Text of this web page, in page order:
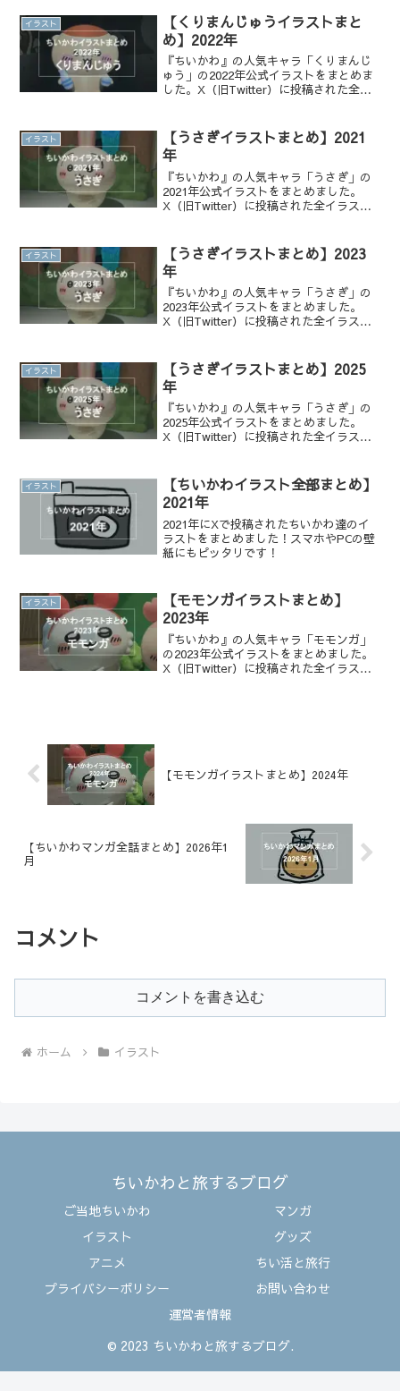
イラスト
【くりまんじゅうイラストまと
め】2022年
『ちいかわ』の人気キャラ「くりまんじ
ゅう」の2022年公式イラストをまとめま
した。X（旧Twitter）に投稿された全イ
すめです。
イラスト
【うさぎイラストまとめ】2021
年
『ちいかわ』の人気キャラ「うさぎ」の
2021年公式イラストをまとめました。
X（旧Twitter）に投稿された全イラスト
す。
イラスト
【うさぎイラストまとめ】2023
年
『ちいかわ』の人気キャラ「うさぎ」の
2023年公式イラストをまとめました。
X（旧Twitter）に投稿された全イラスト
す。
イラスト
【うさぎイラストまとめ】2025
年
『ちいかわ』の人気キャラ「うさぎ」の
2025年公式イラストをまとめました。
X（旧Twitter）に投稿された全イラスト
す。
イラスト
【ちいかわイラスト全部まとめ】
2021年
2021年にXで投稿されたちいかわ達のイ
ラストをまとめました！スマホやPCの壁
紙にもピッタリです！
イラスト
【モモンガイラストまとめ】
2023年
『ちいかわ』の人気キャラ「モモンガ」
の2023年公式イラストをまとめました。
X（旧Twitter）に投稿された全イラスト
【モモンガイラストまとめ】2024年
【ちいかわマンガ全話まとめ】2026年1
月
コメント
コメントを書き込む
ホーム イラスト
ちいかわと旅するブログ
ご当地ちいかわ
マンガ
イラスト
グッズ
アニメ
ちい活と旅行
プライバシーポリシー
お問い合わせ
運営者情報
© 2023 ちいかわと旅するブログ.